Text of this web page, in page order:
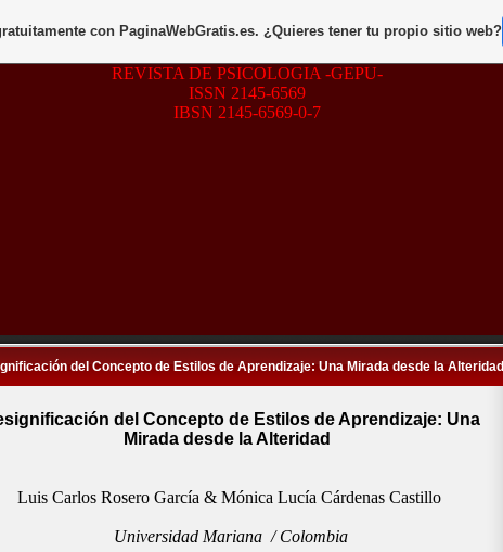
REVISTA DE PSICOLOGIA -GEPU-
ISSN 2145-6569
IBSN 2145-6569-0-7
del Concepto de Estilos de Aprendizaje: Una Mirada desde la Alteridad
del Concepto de Estilos de Aprendizaje: Una
Mirada desde la Alteridad
Luis Carlos Rosero García & Mónica Lucía Cárdenas Castillo
Universidad Mariana / Colombia
con PaginaWebGratis.es. ¿Quieres tener tu propio sitio web?